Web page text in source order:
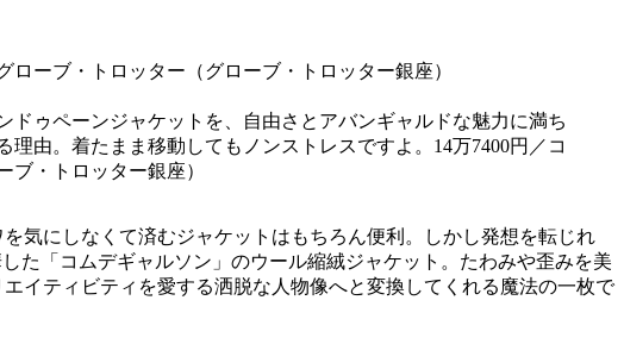
ゥペーンジャケットを、自由さとアバンギャルドな魅力に満ち
由。着たまま移動してもノンストレスですよ。14万7400円／コ
ブ・トロッター銀座）
気にしなくて済むジャケットはもちろん便利。しかし発想を転じれ
た「コムデギャルソン」のウール縮絨ジャケット。たわみや歪みを美
イティビティを愛する洒脱な人物像へと変換してくれる魔法の一枚で